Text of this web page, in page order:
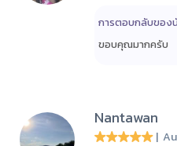
การตอบกลับของ
ขอบคุณมากครับ
Nantawan
|